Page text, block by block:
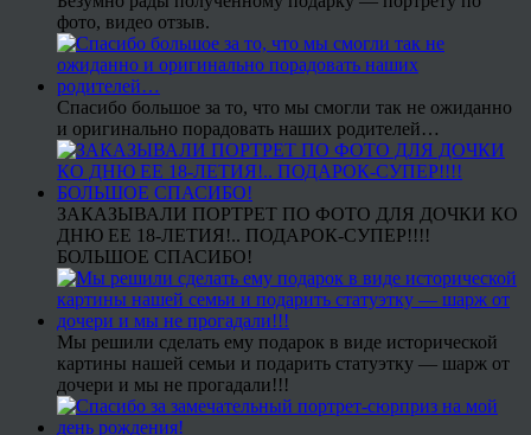
фото, видео отзыв.
Спасибо большое за то, что мы смогли так не ожиданно
и оригинально порадовать наших родителей…
ЗАКАЗЫВАЛИ ПОРТРЕТ ПО ФОТО ДЛЯ ДОЧКИ КО
ДНЮ ЕЕ 18-ЛЕТИЯ!.. ПОДАРОК-СУПЕР!!!!
БОЛЬШОЕ СПАСИБО!
Мы решили сделать ему подарок в виде исторической
картины нашей семьи и подарить статуэтку — шарж от
дочери и мы не прогадали!!!